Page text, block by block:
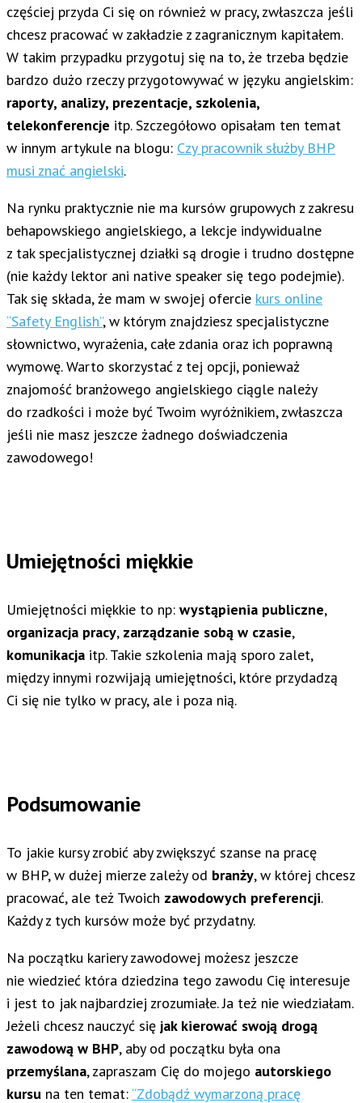
częściej przyda Ci się on również w pracy, zwłaszcza jeśli
chcesz pracować w zakładzie z zagranicznym kapitałem.
W takim przypadku przygotuj się na to, że trzeba będzie
bardzo dużo rzeczy przygotowywać w języku angielskim:
raporty, analizy, prezentacje, szkolenia,
telekonferencje itp. Szczegółowo opisałam ten temat
w innym artykule na blogu: Czy pracownik służby BHP
musi znać angielski.
Na rynku praktycznie nie ma kursów grupowych z zakresu
behapowskiego angielskiego, a lekcje indywidualne
z tak specjalistycznej działki są drogie i trudno dostępne
(nie każdy lektor ani native speaker się tego podejmie).
Tak się składa, że mam w swojej ofercie kurs online
“Safety English”,w którym znajdziesz specjalistyczne
słownictwo, wyrażenia, całe zdania oraz ich poprawną
wymowę. Warto skorzystać z tej opcji, ponieważ
znajomość branżowego angielskiego ciągle należy
do rzadkości i może być Twoim wyróżnikiem, zwłaszcza
jeśli nie masz jeszcze żadnego doświadczenia
zawodowego!
Umiejętności miękkie
Umiejętności miękkie to np: wystąpienia publiczne,
organizacja pracy, zarządzanie sobą w czasie,
komunikacja itp. Takie szkolenia mają sporo zalet,
między innymi rozwijają umiejętności, które przydadzą
Ci się nie tylko w pracy, ale i poza nią.
Podsumowanie
To jakie kursy zrobić aby zwiększyć szanse na pracę
w BHP, w dużej mierze zależy od branży, w której chcesz
pracować, ale też Twoich zawodowych preferencji.
Każdy z tych kursów może być przydatny.
Na początku kariery zawodowej możesz jeszcze
nie wiedzieć która dziedzina tego zawodu Cię interesuje
i jest to jak najbardziej zrozumiałe. Ja też nie wiedziałam.
Jeżeli chcesz nauczyć się jak kierować swoją drogą
zawodową w BHP, aby od początku była ona
przemyślana, zapraszam Cię do mojego autorskiego
kursu na ten temat: “Zdobądź wymarzoną pracę